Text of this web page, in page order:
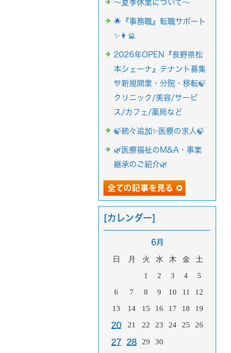
～夏季休業について～
🌟『事務職』転職サポート
✨👩‍💻
2026年OPEN『長野県松
本シェーナ』テナント募集
🎊新規開業・分院・移転🍃
クリニック/美容/サービ
ス/カフェ/薬局など
🍃続々追加✨医療の求人🍃
🌿医療福祉のM&A・事業
継承のご紹介🌿
[カレンダー]
6月
日 月 火 水 木 金
土
1
2 3 4
5
6
7 8 9 10 11
12
13
14 15 16 17 18 19
20 21 22 23 24 25 26
27 28 29 30